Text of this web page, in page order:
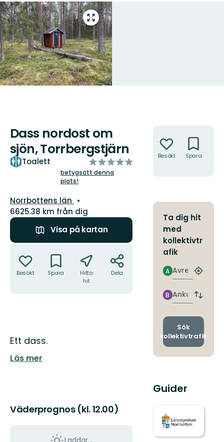
Gå
till
helskärmsläge
Dass nordost om
sjön, Torrbergstjärn
Toalett
av
5
betygsätt denna
plats!
Län:
Norrbottens län
6625.38 km från dig
Visa på kartan
Besökt Spara
Hitta
hit
Dela
Beskrivning
Ett dass.
Läs mer
Väderprognos (kl. 12.00)
Besökt Spara
Ta dig hit
med
kollektivtr
afik
Avresa
A
Hitta
Ankomst
B
Byt
och
Sök
kollektivtrafik
Guider